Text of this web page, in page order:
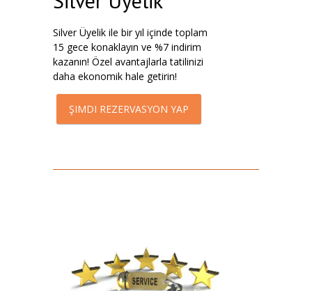
Silver Üyelik ile bir yıl içinde toplam
15 gece konaklayın ve %7 indirim
kazanın! Özel avantajlarla tatilinizi
daha ekonomik hale getirin!
ŞIMDI REZERVASYON YAP